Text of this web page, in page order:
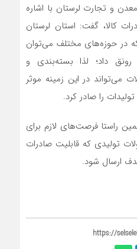
و تجارت لرستان با اشاره
کالا، گفت: استان لرستان
در حوزه‌های مختلف می‌توان
رونق داد؛ لذا بسته‌بندی و
می‌تواند در این زمینه موثر
را صادر کرد.
راستا فرصت‌های لازم برای
تولیدی که قابلیت صادرات
ارسال شود.
https://